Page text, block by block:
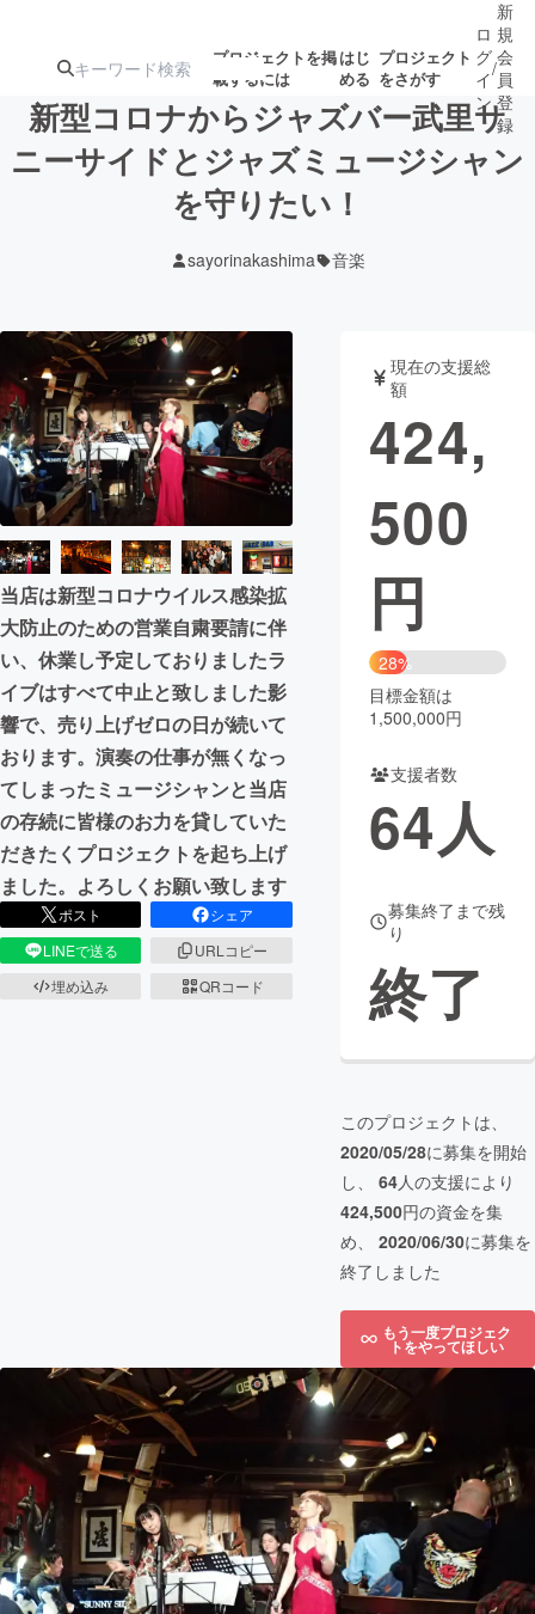
プロジェクトを掲
載するには
はじ
める
プロジェクト
をさがす
注目の新着プロ
ジェクト
募集終了が近いプ
テクノロジー・ガジェット
映像・映画 書籍・雑誌
ビジネス・起業 チャレンジ
まちづくり・地域活性化
CAMPFIRE for Social Good
CAMPFIRE Creation
CAMPFIREふるさと納税machi-ya コミュニティ
ロ
グ
イ
ン
/
新
規
会
員
登
録
新型コロナからジャズバー武里サ
ニーサイドとジャズミュージシャン
を守りたい！
sayorinakashima 音楽
当店は新型コロナウイルス感染拡
大防止のための営業自粛要請に伴
い、休業し予定しておりましたラ
イブはすべて中止と致しました影
響で、売り上げゼロの日が続いて
おります。演奏の仕事が無くなっ
てしまったミュージシャンと当店
の存続に皆様のお力を貸していた
だきたくプロジェクトを起ち上げ
ました。よろしくお願い致します
ポスト
シェア
LINEで送る
URLコピー
埋め込み
QRコード
現在の支援総
額
424,
500
円
28%
目標金額は
1,500,000円
支援者数
64人
募集終了まで残
り
終了
このプロジェクトは、
2020/05/28に募集を開始
し、 64人の支援により
424,500円の資金を集
め、 2020/06/30に募集を
終了しました
もう一度プロジェク
トをやってほしい